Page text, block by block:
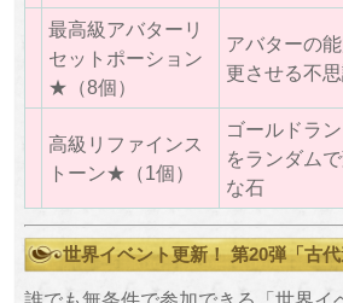
最高級アバターリ
セットポーション
★（8個）
アバターの
更させる不思
高級リファインス
トーン★（1個）
ゴールドラ
をランダム
な石
世界イベント更新！ 第20弾「古